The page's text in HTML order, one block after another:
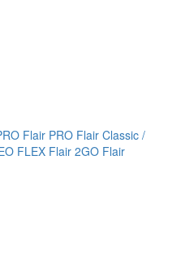
Flair PRO Flair Classic /
FLEX Flair 2GO Flair